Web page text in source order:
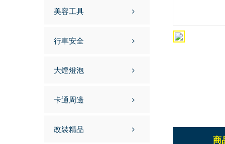
商
美容工具
行車安全
大燈燈泡
卡通周邊
改裝精品